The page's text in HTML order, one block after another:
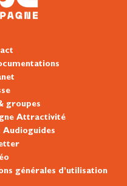
groupes
Attractivité
générales d’utilisation